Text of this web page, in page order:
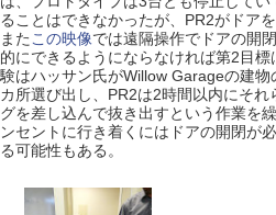
ることはできなかったが、PR2がドア
また この映像では遠隔操作でドアの開
的にできるようにならなければ第2目
験はハッサン氏がWillow Garageの建
カ所選び出し、PR2は2時間以内にそ
グを差し込んで抜き出すという作業を
ンセントに行き着くにはドアの開閉が
る可能性もある。